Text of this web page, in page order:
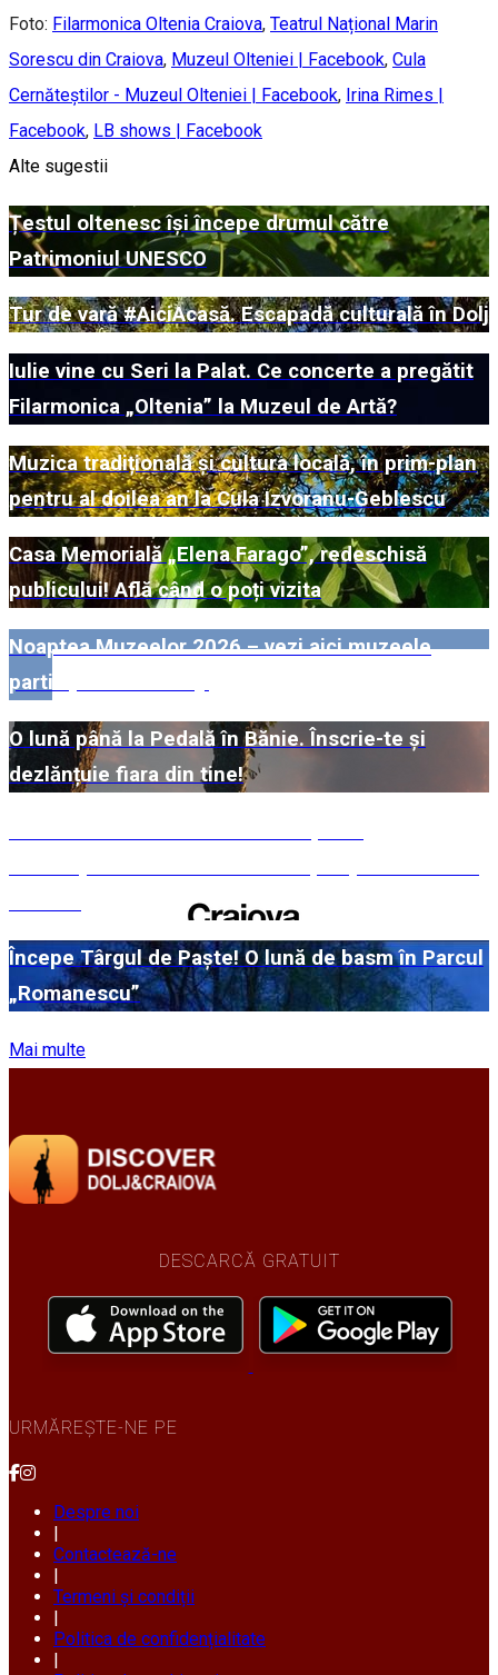
Foto: Filarmonica Oltenia Craiova, Teatrul Național Marin
Sorescu din Craiova, Muzeul Olteniei | Facebook, Cula
Cernăteștilor - Muzeul Olteniei | Facebook, Irina Rimes |
Facebook, LB shows | Facebook
Alte sugestii
Țestul oltenesc își începe drumul către
Patrimoniul UNESCO
Tur de vară #AiciAcasă. Escapadă culturală în Dolj
Iulie vine cu Seri la Palat. Ce concerte a pregătit
Filarmonica „Oltenia” la Muzeul de Artă?
Muzica tradițională și cultura locală, în prim-plan
pentru al doilea an la Cula Izvoranu-Geblescu
Casa Memorială „Elena Farago”, redeschisă
publicului! Află când o poți vizita
Noaptea Muzeelor 2026 – vezi aici muzeele
participante din Dolj!
O lună până la Pedală în Bănie. Înscrie-te și
dezlănțuie fiara din tine!
Începe Târgul de Paște! O lună de basm în Parcul
„Romanescu”
Mai multe
DESCARCĂ GRATUIT
URMĂREȘTE-NE PE
Despre noi
|
Contactează-ne
|
Termeni și condiții
|
Politica de confidențialitate
|